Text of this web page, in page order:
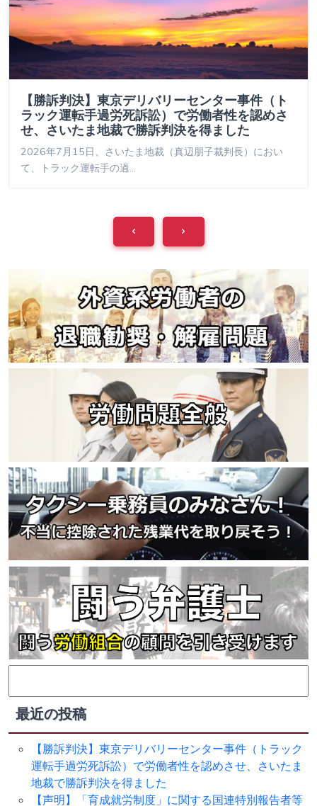
【勝訴判決】東京デリバリーセンター事件（ト
ラック運転手過労死訴訟）で労働者性を認めさ
せ、さいたま地裁で勝訴判決を得ました
2026年7月15日、さいたま地裁（真辺朋子裁判長）におい
て、トラック運転手の過…
索:
最近の投稿
【勝訴判決】東京デリバリーセンター事件（トラック
運転手過労死訴訟）で労働者性を認めさせ、さいたま
地裁で勝訴判決を得ました
【声明】「育成就労制度」に関する国連特別報告者等